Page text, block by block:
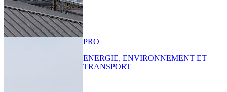
PRO
ENERGIE, ENVIRONNEMENT ET
TRANSPORT